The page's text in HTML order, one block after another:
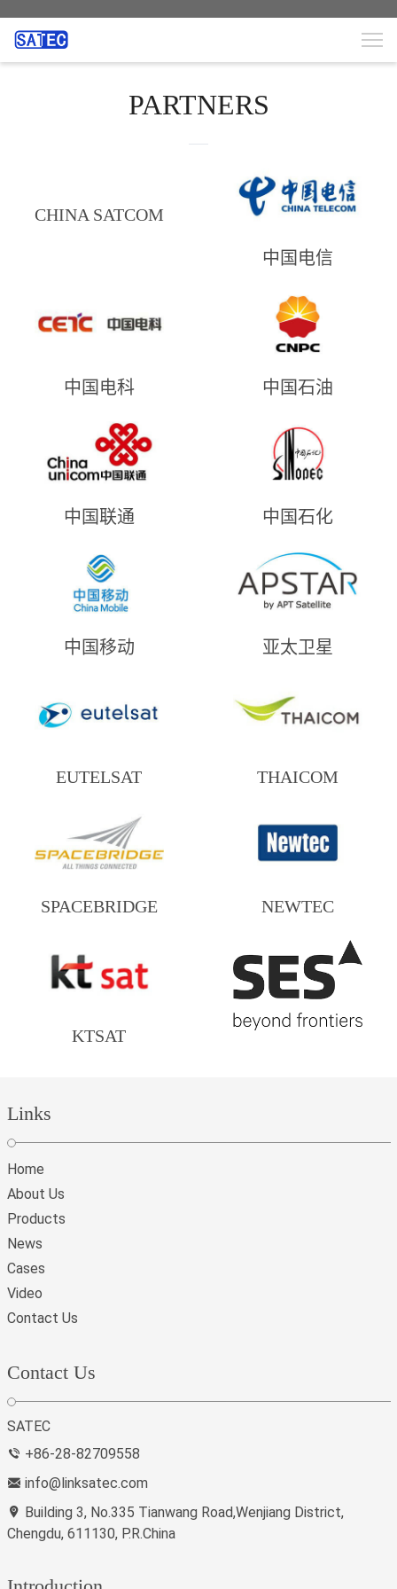
PARTNERS
CHINA SATCOM
中国电信
中国电科 中国石油
中国联通 中国石化
中国移动 亚太卫星
EUTELSAT THAICOM
SPACEBRIDGE NEWTEC
KTSAT
Links
Home
About Us
Products
News
Cases
Video
Contact Us
Contact Us
SATEC
+86-28-82709558
info@linksatec.com
Building 3, No.335 Tianwang Road,Wenjiang District,
Chengdu, 611130, P.R.China